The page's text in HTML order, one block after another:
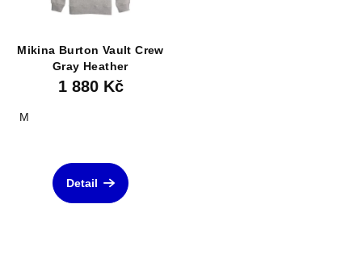
Mikina Burton Vault Crew
Gray Heather
1 880 Kč
M
Detail